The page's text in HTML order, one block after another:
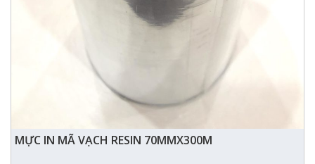
MỰC IN MÃ VẠCH RESIN 70MMX300M